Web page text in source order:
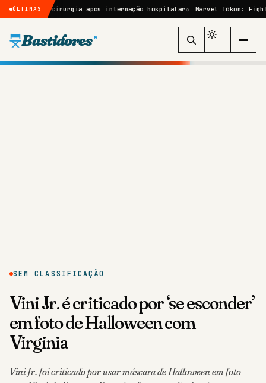
ÚLTIMAS
por cirurgia após internação hospitalar Marvel Tōkon: Fighting
Bastidores ®
SEM CLASSIFICAÇÃO
Vini Jr. é criticado por ‘se esconder’
em foto de Halloween com
Virginia
Vini Jr. foi criticado por usar máscara de Halloween em foto